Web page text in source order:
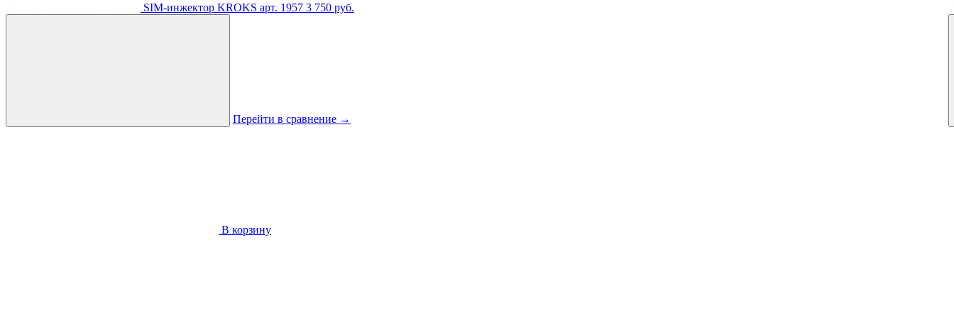
SIM-инжектор KROKS арт. 1957 3 750 руб.
Перейти в сравнение →
В корзину